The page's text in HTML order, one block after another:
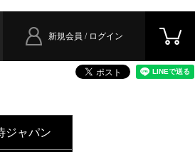
新規会員 / ログイン
ジャパン